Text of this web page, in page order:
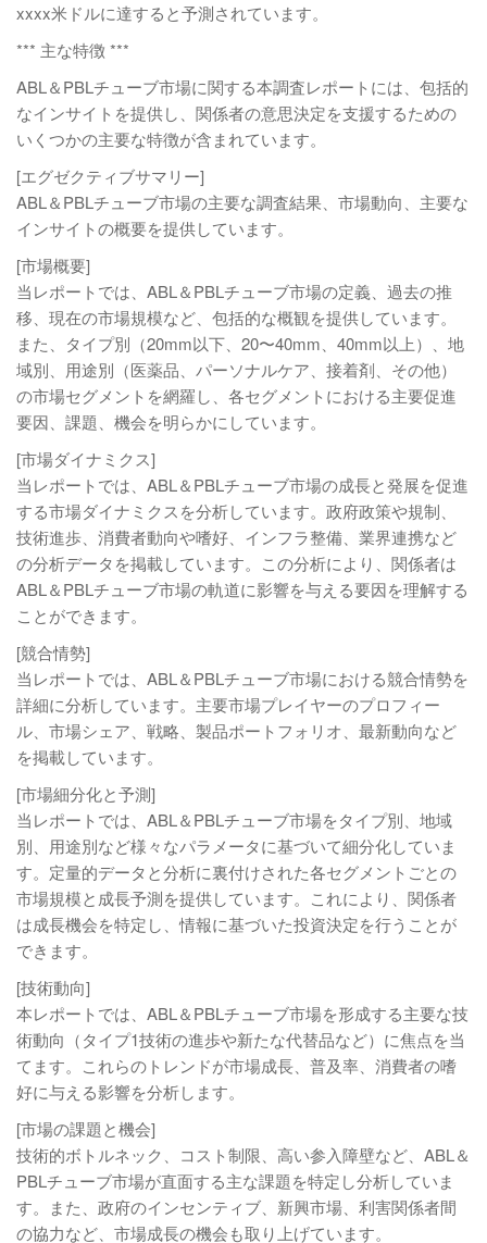
xxxx米ドルに達すると予測されています。
*** 主な特徴 ***
ABL＆PBLチューブ市場に関する本調査レポートには、包括的
なインサイトを提供し、関係者の意思決定を支援するための
いくつかの主要な特徴が含まれています。
[エグゼクティブサマリー]
ABL＆PBLチューブ市場の主要な調査結果、市場動向、主要な
インサイトの概要を提供しています。
[市場概要]
当レポートでは、ABL＆PBLチューブ市場の定義、過去の推
移、現在の市場規模など、包括的な概観を提供しています。
また、タイプ別（20mm以下、20〜40mm、40mm以上）、地
域別、用途別（医薬品、パーソナルケア、接着剤、その他）
の市場セグメントを網羅し、各セグメントにおける主要促進
要因、課題、機会を明らかにしています。
[市場ダイナミクス]
当レポートでは、ABL＆PBLチューブ市場の成長と発展を促進
する市場ダイナミクスを分析しています。政府政策や規制、
技術進歩、消費者動向や嗜好、インフラ整備、業界連携など
の分析データを掲載しています。この分析により、関係者は
ABL＆PBLチューブ市場の軌道に影響を与える要因を理解する
ことができます。
[競合情勢]
当レポートでは、ABL＆PBLチューブ市場における競合情勢を
詳細に分析しています。主要市場プレイヤーのプロフィー
ル、市場シェア、戦略、製品ポートフォリオ、最新動向など
を掲載しています。
[市場細分化と予測]
当レポートでは、ABL＆PBLチューブ市場をタイプ別、地域
別、用途別など様々なパラメータに基づいて細分化していま
す。定量的データと分析に裏付けされた各セグメントごとの
市場規模と成長予測を提供しています。これにより、関係者
は成長機会を特定し、情報に基づいた投資決定を行うことが
できます。
[技術動向]
本レポートでは、ABL＆PBLチューブ市場を形成する主要な技
術動向（タイプ1技術の進歩や新たな代替品など）に焦点を当
てます。これらのトレンドが市場成長、普及率、消費者の嗜
好に与える影響を分析します。
[市場の課題と機会]
技術的ボトルネック、コスト制限、高い参入障壁など、ABL＆
PBLチューブ市場が直面する主な課題を特定し分析していま
す。また、政府のインセンティブ、新興市場、利害関係者間
の協力など、市場成長の機会も取り上げています。